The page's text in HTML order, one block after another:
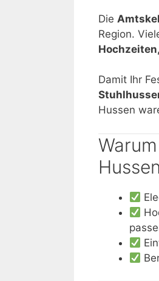
Die
Region.
Damit Ihr
Hussen